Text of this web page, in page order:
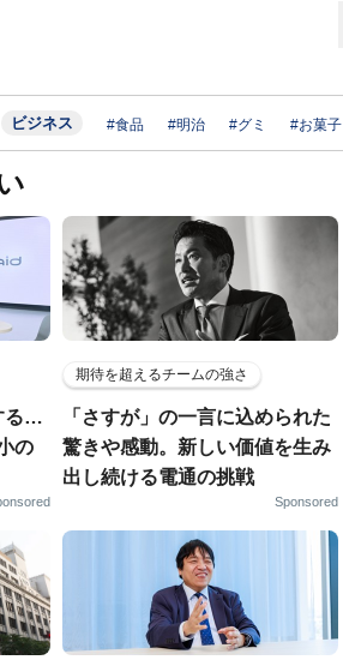
ビジネス #食品 #明治 #グミ #お菓子
る…
の
期待を超えるチームの強さ
「さすが」の一言に込められた
驚きや感動。新しい価値を生み
出し続ける電通の挑戦
Sponsored